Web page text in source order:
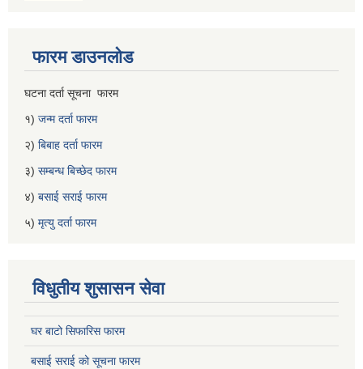
फारम डाउनलोड
घटना दर्ता सूचना फारम
१) जन्म दर्ता फारम
२) बिबाह दर्ता फारम
३) सम्बन्ध बिच्छेद फारम
४) बसाई सराई फारम
५) मृत्यु दर्ता फारम
विधुतीय शुसासन सेवा
घर बाटो सिफारिस फारम
बसाई सराई को सूचना फारम